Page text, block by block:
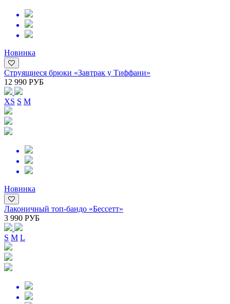
Новинка
Струящиеся брюки «Завтрак у Тиффани»
12 990 РУБ
XS S M
Новинка
Лаконичный топ-бандо «Бессетт»
3 990 РУБ
S M L